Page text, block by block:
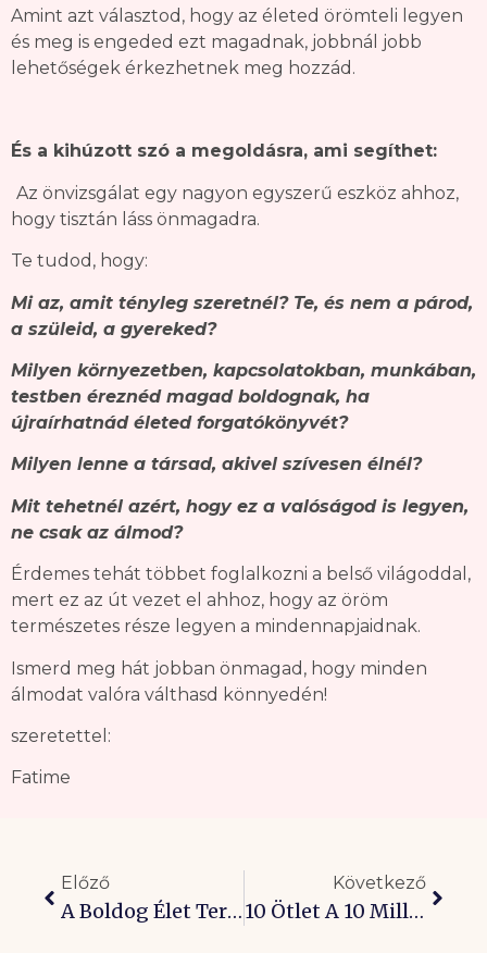
Amint azt választod, hogy az életed örömteli legyen
és meg is engeded ezt magadnak, jobbnál jobb
lehetőségek érkezhetnek meg hozzád.
És a kihúzott szó a megoldásra, ami segíthet:
Az önvizsgálat egy nagyon egyszerű eszköz ahhoz,
hogy tisztán láss önmagadra.
Te tudod, hogy:
Mi az, amit tényleg szeretnél? Te, és nem a párod,
a szüleid, a gyereked?
Milyen környezetben, kapcsolatokban, munkában,
testben éreznéd magad boldognak, ha
újraírhatnád életed forgatókönyvét?
Milyen lenne a társad, akivel szívesen élnél?
Mit tehetnél azért, hogy ez a valóságod is legyen,
ne csak az álmod?
Érdemes tehát többet foglalkozni a belső világoddal,
mert ez az út vezet el ahhoz, hogy az öröm
természetes része legyen a mindennapjaidnak.
Ismerd meg hát jobban önmagad, hogy minden
álmodat valóra válthasd könnyedén!
szeretettel:
Fatime
Előző
A Boldog Élet Teremtésének 7 Kulcsa
Következő
10 Ötlet A 10 Milliószoros Boldogság Megteremtéséhez!